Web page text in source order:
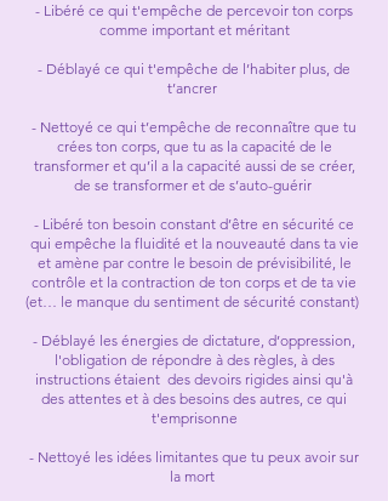
- Libéré ce qui t'empêche de percevoir ton corps
comme important et méritant
- Déblayé ce qui t'empêche de l’habiter plus, de
t’ancrer
- Nettoyé ce qui t’empêche de reconnaître que tu
crées ton corps, que tu as la capacité de le
transformer et qu’il a la capacité aussi de se créer,
de se transformer et de s’auto-guérir
- Libéré ton besoin constant d’être en sécurité ce
qui empêche la fluidité et la nouveauté dans ta vie
et amène par contre le besoin de prévisibilité, le
contrôle et la contraction de ton corps et de ta vie
(et… le manque du sentiment de sécurité constant)
- Déblayé les énergies de dictature, d’oppression,
l'obligation de répondre à des règles, à des
instructions étaient des devoirs rigides ainsi qu'à
des attentes et à des besoins des autres, ce qui
t'emprisonne
- Nettoyé les idées limitantes que tu peux avoir sur
la mort